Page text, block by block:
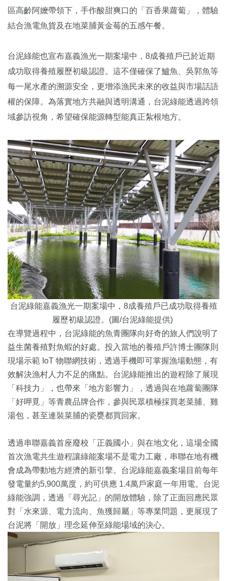
區高齡阿嬤帶領下，手作酸甜爽口的「百香果蘿蔔」，體驗
結合漁電魚貨及在地菜脯黃金莓的五感午餐。
台泥綠能也宣布嘉義漁光一期案場中，8成養殖戶已於近期
成功取得養殖履歷初級認證。這不僅確保了鱸魚、吳郭魚等
每一尾水產的溯源安全，更增添漁民未來的收益與市場話語
權的保障。為落實地方共融與透明溝通，台泥綠能透過跨領
域參訪視角，希望確保能源轉型能真正紮根地方。
台泥綠能嘉義漁光一期案場中，8成養殖戶已成功取得養殖
履歷初級認證。(圖/台泥綠能提供)
在導覽過程中，台泥綠能的魚青團隊向好奇的旅人們說明了
益生菌養殖對魚蝦的好處。投入當地的養殖戶許博士團隊則
現場示範 IoT 物聯網技術，透過手機即可掌握漁場動態，有
效解決漁村人力不足的痛點。台泥綠能推出的遊程除了展現
「科技力」，也帶來「地方影響力」，透過與在地蘿蔔團隊
「好呷覓」等青農品牌合作，參與民眾積極採買老菜脯、雞
湯包，甚至連裝菜脯的瓷甕都買回家。
透過串聯嘉義首座廢校「正義國小」與在地文化，這場全國
首次漁電共生遊程讓綠能案場不是電力工廠，串聯在地有機
會成為帶動地方經濟的新引擎。台泥綠能嘉義案場目前每年
發電量約5,900萬度，約可供應 1.4萬戶家庭一年用電。台泥
綠能強調，透過「尋光記」的開放體驗，除了正面回應民眾
對「水來源、電力流向、魚獲歸屬」等專業問題，更展現了
台泥將「開放」理念延伸至綠能場域的決心。